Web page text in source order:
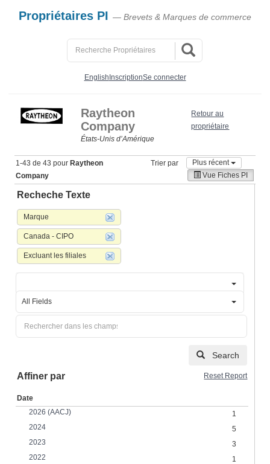
Propriétaires PI — Brevets & Marques de commerce
English InscriptionSe connecter
Raytheon
Company
États‑Unis d’Amérique
Retour au
propriétaire
1-43 de 43 pour Raytheon
Company
Trier par
Plus récent
Vue Fiches PI
Recheche Texte
Marque
Canada - CIPO
Excluant les filiales
All Fields
Search
Affiner par Reset Report
Date
2026 (AACJ)
1
2024
5
2023
3
2022
1